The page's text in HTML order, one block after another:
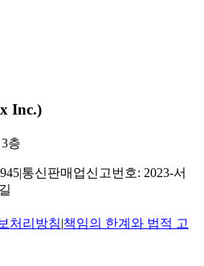
Inc.)
층
|통신판매업신고번호: 2023-서
처리방침|책임의 한계와 법적 고